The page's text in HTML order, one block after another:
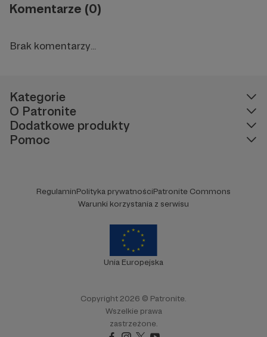
Komentarze (0)
Brak komentarzy...
Kategorie
O Patronite
Dodatkowe produkty
Pomoc
RegulaminPolityka prywatnościPatronite Commons
Warunki korzystania z serwisu
Unia Europejska
Copyright 2026 © Patronite.
Wszelkie prawa
zastrzeżone.